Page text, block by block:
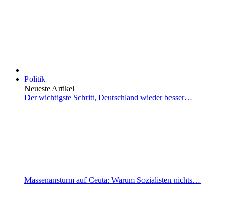
Politik
Neueste Artikel
Der wichtigste Schritt, Deutschland wieder besser…
Massenansturm auf Ceuta: Warum Sozialisten nichts…